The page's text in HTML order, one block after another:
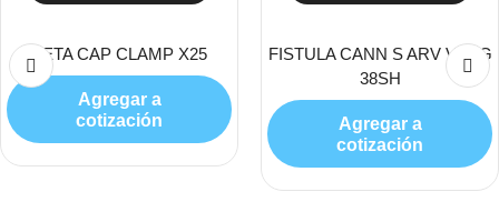
BETA CAP CLAMP X25
Agregar a
cotización
FISTULA CANN S ARV V 17G
38SH
Agregar a
cotización